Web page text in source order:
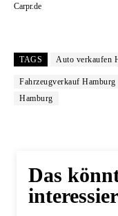
Carpr.de
TAGS Auto verkaufen
Fahrzeugverkauf Hamburg
Hamburg
Das